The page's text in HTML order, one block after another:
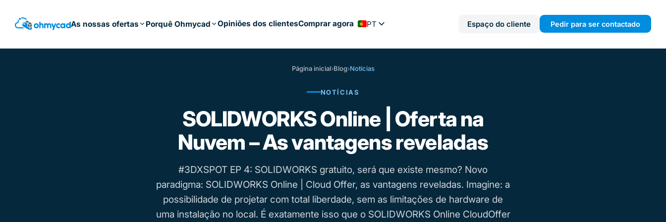
para
conteúdo
As nossas ofertas Porquê Ohmycad Opiniões dos clientesComprar agora PT Espaço do cliente Pedir para ser contactado
Página inicial›Blog›Notícias
NOTÍCIAS
SOLIDWORKS Online | Oferta na
Nuvem – As vantagens reveladas
#3DXSPOT EP 4: SOLIDWORKS gratuito, será que existe mesmo? Novo
paradigma: SOLIDWORKS Online | Cloud Offer, as vantagens reveladas. Imagine: a
possibilidade de projetar com total liberdade, sem as limitações de hardware de
uma instalação no local. É exatamente isso que o SOLIDWORKS Online CloudOffer